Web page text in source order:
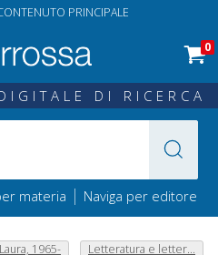
PRINCIPALE
0
DI RICERCA
materia | Naviga per editore
1965- Letteratura e letter...